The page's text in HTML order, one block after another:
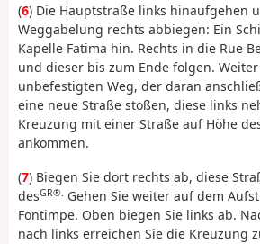
(6) Die Hauptstraße links hinaufgehen
Weggabelung rechts abbiegen: Ein
Kapelle Fatima hin. Rechts in die Rue
und dieser bis zum Ende folgen.
unbefestigten Weg, der daran
eine neue Straße stoßen, diese links
Kreuzung mit einer Straße auf Höhe
ankommen.
(7) Biegen Sie dort rechts ab, diese
desGR®. Gehen Sie weiter auf dem
Fontimpe. Oben biegen Sie links ab.
nach links erreichen Sie die Kreuzung